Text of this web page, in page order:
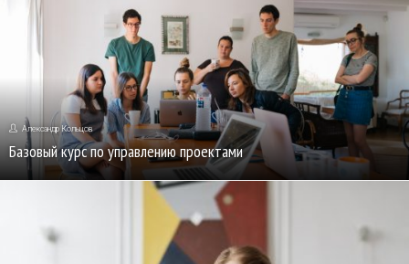
Александр Кольцов
Базовый курс по управлению проектами